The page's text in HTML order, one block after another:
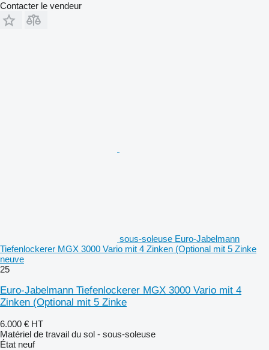
Contacter le vendeur
sous-soleuse Euro-Jabelmann
Tiefenlockerer MGX 3000 Vario mit 4 Zinken (Optional mit 5 Zinke
neuve
25
Euro-Jabelmann Tiefenlockerer MGX 3000 Vario mit 4
Zinken (Optional mit 5 Zinke
6.000 € HT
Matériel de travail du sol - sous-soleuse
État neuf